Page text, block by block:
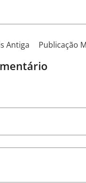
Antiga Publicação